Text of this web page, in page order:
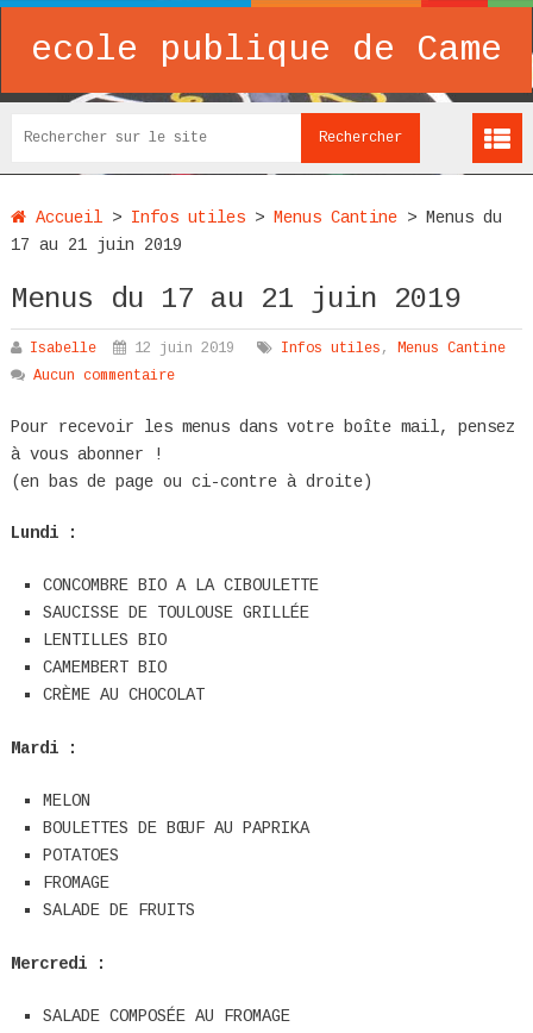
ecole publique de Came
Accueil> Infos utiles> Menus Cantine>
Menus du
17 au 21 juin 2019
Menus du 17 au 21 juin 2019
Isabelle 12 juin 2019 Infos utiles , Menus Cantine
Aucun commentaire
Pour recevoir les menus dans votre boîte mail, pensez
à vous abonner !
(en bas de page ou ci-contre à droite)
Lundi :
CONCOMBRE BIO A LA CIBOULETTE
SAUCISSE DE TOULOUSE GRILLÉE
LENTILLES BIO
CAMEMBERT BIO
CRÈME AU CHOCOLAT
Mardi :
MELON
BOULETTES DE BŒUF AU PAPRIKA
POTATOES
FROMAGE
SALADE DE FRUITS
Mercredi :
SALADE COMPOSÉE AU FROMAGE